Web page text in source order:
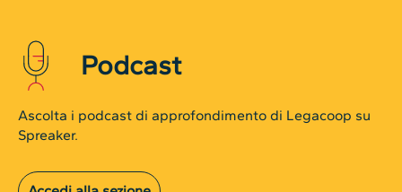
Podcast
Ascolta i podcast di approfondimento di Legacoop su
Spreaker.